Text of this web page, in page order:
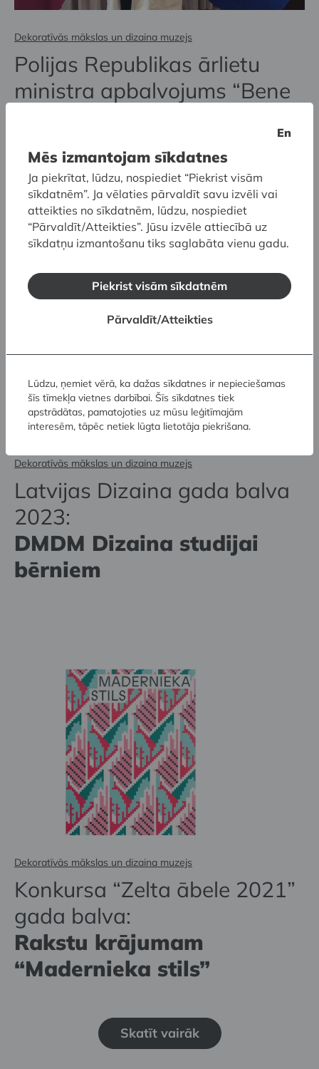
Dekoratīvās mākslas un dizaina muzejs
Polijas Republikas ārlietu
ministra apbalvojums “Bene
Baranovskai
Dekoratīvās mākslas un dizaina muzejs
Latvijas Dizaina gada balva
2023:
DMDM Dizaina studijai
bērniem
Dekoratīvās mākslas un dizaina muzejs
Konkursa “Zelta ābele 2021”
gada balva:
Rakstu krājumam
“Madernieka stils”
Skatīt vairāk
En
Mēs izmantojam sīkdatnes
Ja piekrītat, lūdzu, nospiediet “Piekrist visām
sīkdatnēm”. Ja vēlaties pārvaldīt savu izvēli vai
atteikties no sīkdatnēm, lūdzu, nospiediet
“Pārvaldīt/Atteikties”. Jūsu izvēle attiecībā uz
sīkdatņu izmantošanu tiks saglabāta vienu gadu.
Piekrist visām sīkdatnēm
Pārvaldīt/Atteikties
Lūdzu, ņemiet vērā, ka dažas sīkdatnes ir nepieciešamas
šīs tīmekļa vietnes darbībai. Šīs sīkdatnes tiek
apstrādātas, pamatojoties uz mūsu leģitīmajām
interesēm, tāpēc netiek lūgta lietotāja piekrišana.